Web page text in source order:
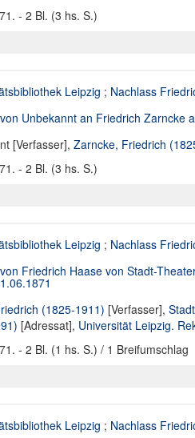
- 2 Bl. (3 hs. S.)
Leipzig ; Nachlass
Unbekannt an Friedrich Zarncke
[Verfasser], Zarncke, Friedrich
- 2 Bl. (3 hs. S.)
Leipzig ; Nachlass
Friedrich Haase von Stadt-
(1825-1911) [Verfasser],
[Adressat], Universität Leipzig.
- 2 Bl. (1 hs. S.) / 1 Breifumschlag
Leipzig ; Nachlass